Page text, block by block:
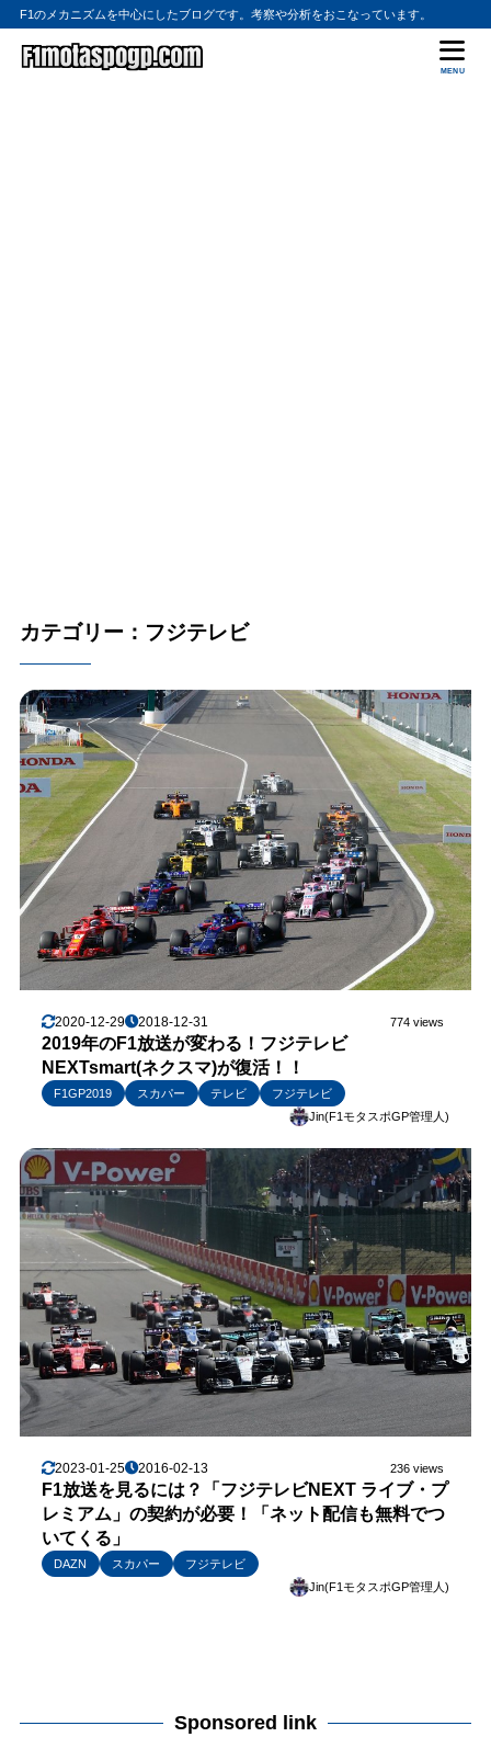
F1のメカニズムを中心にしたブログです。考察や分析をおこなっています。
MENU
カテゴリー：フジテレビ
2020-12-29 2018-12-31 774 views
2019年のF1放送が変わる！フジテレビ
NEXTsmart(ネクスマ)が復活！！
F1GP2019 スカパー テレビ
フジテレビ
Jin(F1モタスポGP管理人)
2023-01-25 2016-02-13 236 views
F1放送を見るには？「フジテレビNEXT ライブ・プ
レミアム」の契約が必要！「ネット配信も無料でつ
いてくる」
DAZN スカパー
フジテレビ
Jin(F1モタスポGP管理人)
Sponsored link